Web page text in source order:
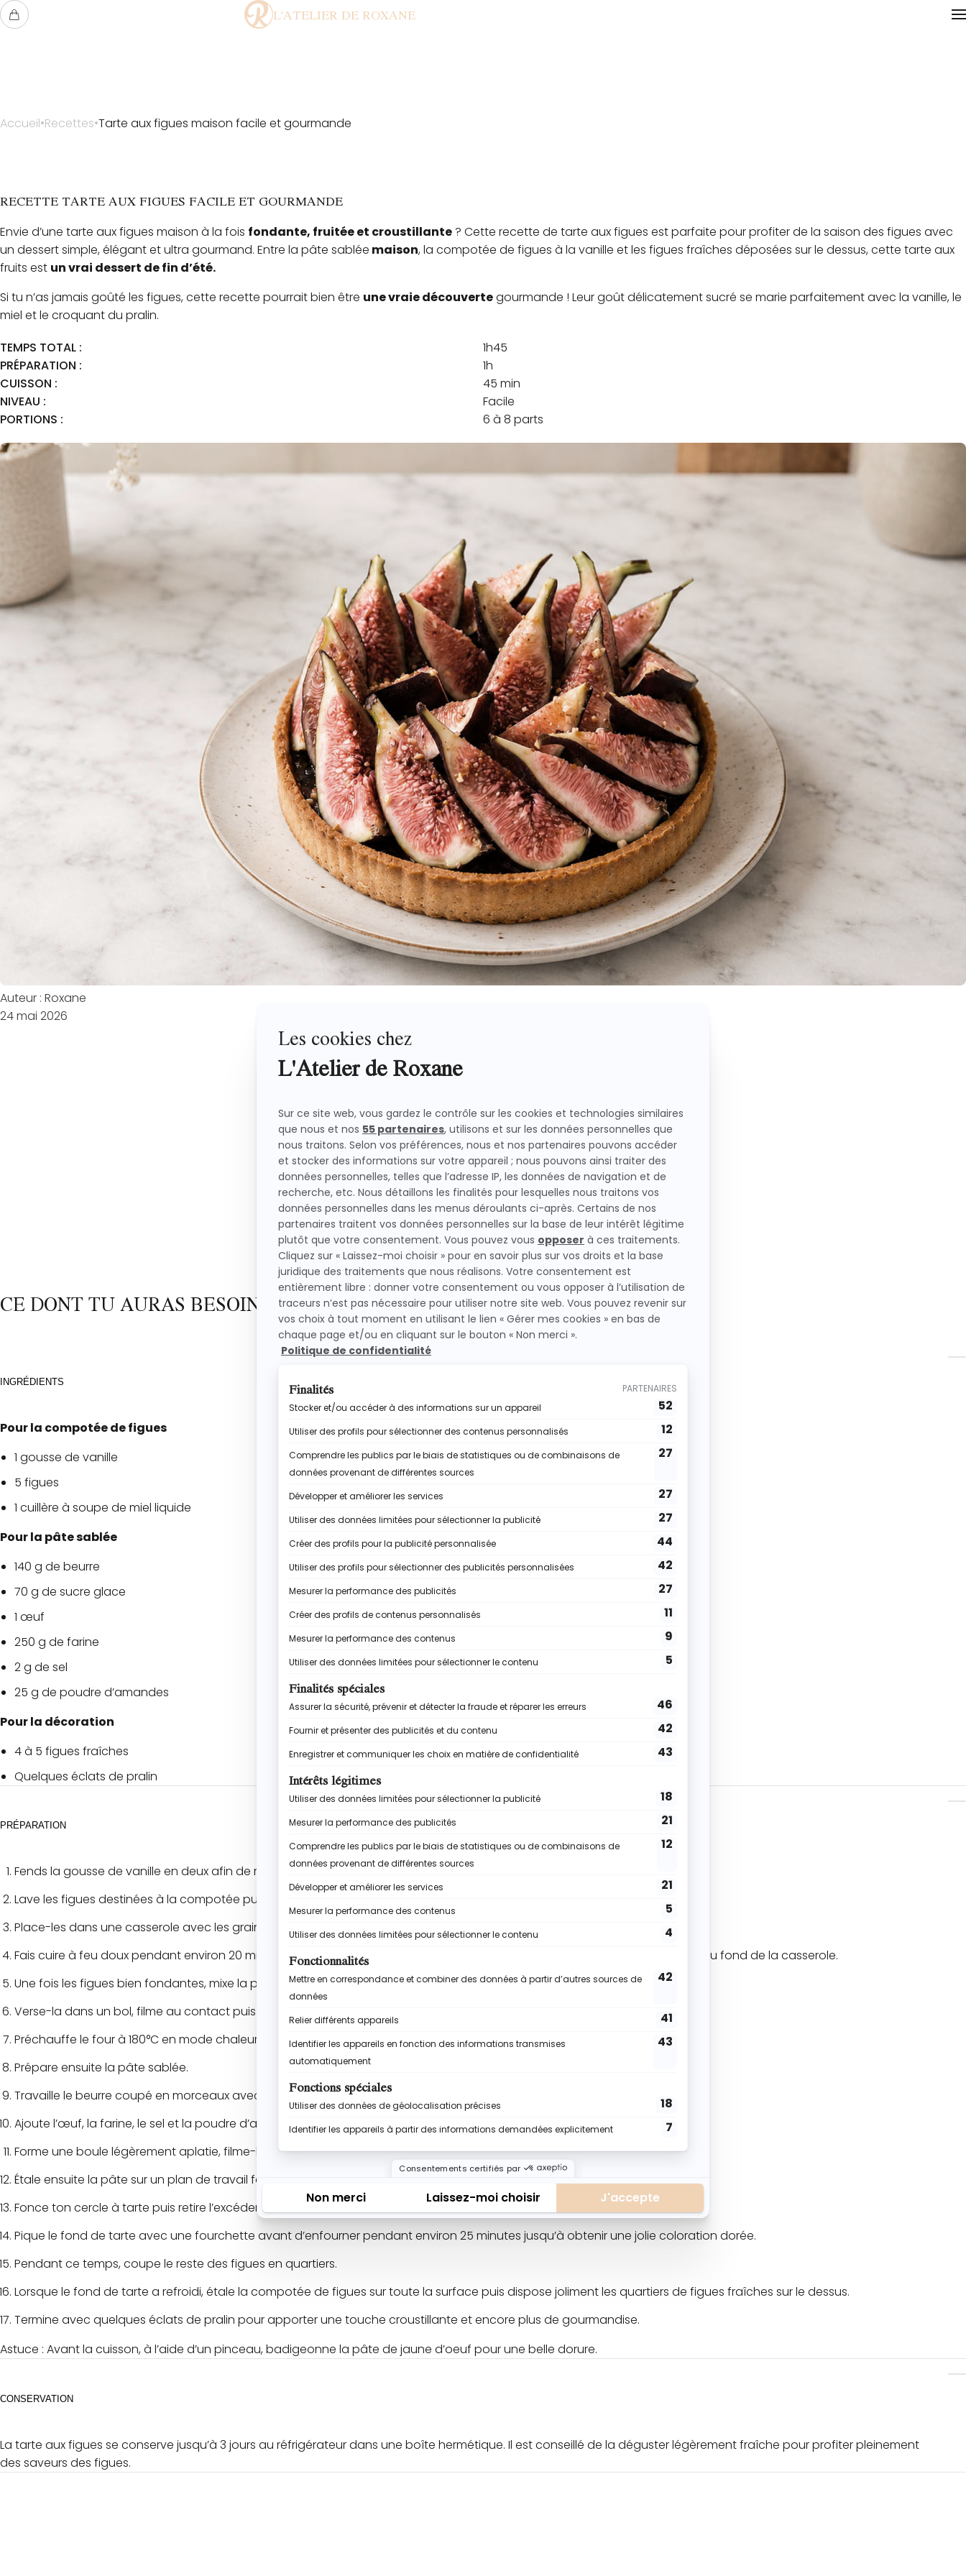
L'ATELIER DE ROXANE
Accueil Recettes Tarte aux figues maison facile et gourmande
RECETTE TARTE AUX FIGUES FACILE ET GOURMANDE
Envie d’une tarte aux figues maison à la fois fondante, fruitée et croustillante ? Cette recette de tarte aux figues est parfaite pour profiter de la saison des figues avec
un dessert simple, élégant et ultra gourmand. Entre la pâte sablée maison, la compotée de figues à la vanille et les figues fraîches déposées sur le dessus, cette tarte aux
fruits est un vrai dessert de fin d’été.
Si tu n’as jamais goûté les figues, cette recette pourrait bien être une vraie découvertegourmande ! Leur goût délicatement sucré se marie parfaitement avec la vanille, le
miel et le croquant du pralin.
TEMPS TOTAL :
1h45
PRÉPARATION :
1h
CUISSON :
45 min
NIVEAU :
Facile
PORTIONS :
6 à 8 parts
Auteur : Roxane
24 mai 2026
CE DONT TU AURAS BESOIN
INGRÉDIENTS
Pour la compotée de figues
1 gousse de vanille
5 figues
1 cuillère à soupe de miel liquide
Pour la pâte sablée
140 g de beurre
70 g de sucre glace
1 œuf
250 g de farine
2 g de sel
25 g de poudre d’amandes
Pour la décoration
4 à 5 figues fraîches
Quelques éclats de pralin
PRÉPARATION
Fends la gousse de vanille en deux afin de récupérer les graines.
Lave les figues destinées à la compotée puis coupe-les en petits dés.
Place-les dans une casserole avec les graines de vanille, le miel et 4 cuillères à soupe d’eau.
Fais cuire à feu doux pendant environ 20 minutes en mélangeant régulièrement pour éviter que la préparation n’accroche au fond de la casserole.
Une fois les figues bien fondantes, mixe la préparation jusqu’à obtenir une compotée lisse et gourmande.
Verse-la dans un bol, filme au contact puis réserve au frais.
Préchauffe le four à 180°C en mode chaleur tournante.
Prépare ensuite la pâte sablée.
Travaille le beurre coupé en morceaux avec le sucre glace jusqu’à obtenir une texture sableuse.
Ajoute l’œuf, la farine, le sel et la poudre d’amandes puis mélange jusqu’à former une pâte homogène.
Forme une boule légèrement aplatie, filme-la puis laisse-la reposer au réfrigérateur pendant 30 minutes.
Étale ensuite la pâte sur un plan de travail fariné sur environ 5 mm d’épaisseur.
Fonce ton cercle à tarte puis retire l’excédent de pâte.
Pique le fond de tarte avec une fourchette avant d’enfourner pendant environ 25 minutes jusqu’à obtenir une jolie coloration dorée.
Pendant ce temps, coupe le reste des figues en quartiers.
Lorsque le fond de tarte a refroidi, étale la compotée de figues sur toute la surface puis dispose joliment les quartiers de figues fraîches sur le dessus.
Termine avec quelques éclats de pralin pour apporter une touche croustillante et encore plus de gourmandise.
Astuce : Avant la cuisson, à l’aide d’un pinceau, badigeonne la pâte de jaune d’oeuf pour une belle dorure.
CONSERVATION
La tarte aux figues se conserve jusqu’à 3 jours au réfrigérateur dans une boîte hermétique. Il est conseillé de la déguster légèrement fraîche pour profiter pleinement
des saveurs des figues.